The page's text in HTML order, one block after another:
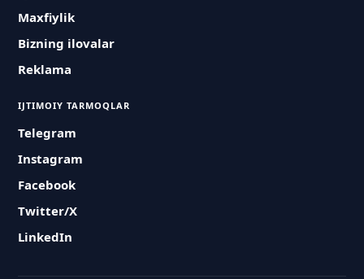
Maxfiylik
Bizning ilovalar
Reklama
IJTIMOIY TARMOQLAR
Telegram
Instagram
Facebook
Twitter/X
LinkedIn